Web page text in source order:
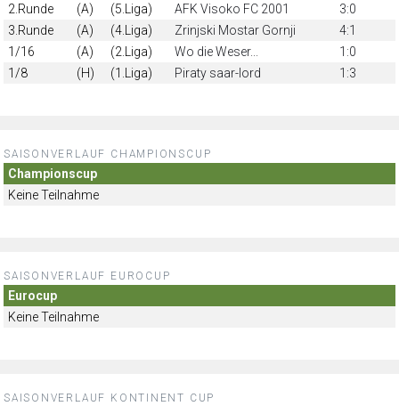
2.Runde
(A) (5.Liga) AFK Visoko FC 2001
3:0
3.Runde
(A) (4.Liga) Zrinjski Mostar Gornji
4:1
1/16
(A) (2.Liga) Wo die Weser...
1:0
1/8
(H) (1.Liga) Piraty saar-lord 1:3
SAISONVERLAUF CHAMPIONSCUP
Championscup
Keine Teilnahme
SAISONVERLAUF EUROCUP
Eurocup
Keine Teilnahme
SAISONVERLAUF KONTINENT CUP